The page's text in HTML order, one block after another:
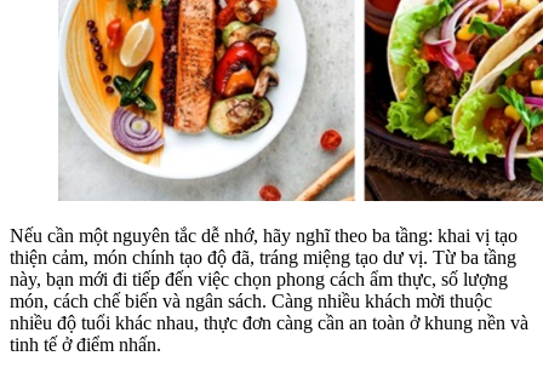
Nếu cần một nguyên tắc dễ nhớ, hãy nghĩ theo ba tầng: khai vị tạo
thiện cảm, món chính tạo độ đã, tráng miệng tạo dư vị. Từ ba tầng
này, bạn mới đi tiếp đến việc chọn phong cách ẩm thực, số lượng
món, cách chế biến và ngân sách. Càng nhiều khách mời thuộc
nhiều độ tuổi khác nhau, thực đơn càng cần an toàn ở khung nền và
tinh tế ở điểm nhấn.